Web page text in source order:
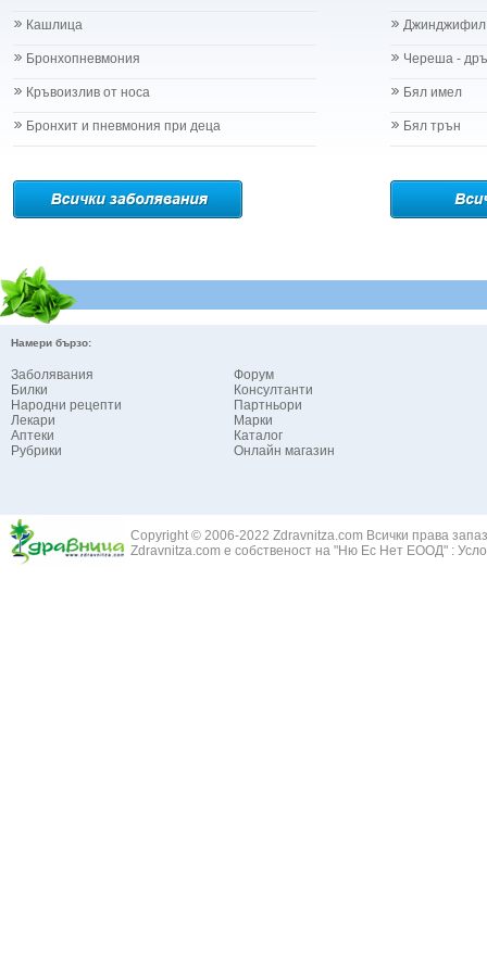
Кашлица
Бронхопневмония
Кръвоизлив от носа
Бронхит и пневмония при деца
Джинджифил
Череша -
Бял имел
Бял трън
Намери бързо:
Заболявания
Билки
Народни рецепти
Лекари
Аптеки
Рубрики
Форум
Консултанти
Партньори
Марки
Каталог
Онлайн магазин
Copyright © 2006-2022 Zdravnitza.com Всички права
Zdravnitza.com е собственост на "Ню Ес Нет ЕООД" :